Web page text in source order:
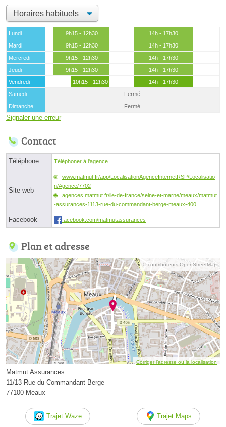
Lundi 9h15 - 12h30
14h - 17h30
Mardi
9h15 - 12h30
14h - 17h30
Mercredi
9h15 - 12h30
14h - 17h30
Jeudi
9h15 - 12h30
14h - 17h30
Vendredi
10h15 - 12h30
14h - 17h30
Samedi
Fermé
Dimanche
Fermé
Signaler une erreur
Contact
Téléphone Téléphoner à l'agence
Site web
www.matmut.fr/app/LocalisationAgenceInternetRSP/Localisatio
n/Agence/7702
agences.matmut.fr/ile-de-france/seine-et-marne/meaux/matmut
-assurances-1113-rue-du-commandant-berge-meaux-400
Facebook facebook.com/matmutassurances
Plan et adresse
© contributeurs OpenStreetMap
Corriger l’adresse ou la localisation
Matmut Assurances
11/13 Rue du Commandant Berge
77100 Meaux
Trajet Waze Trajet Maps